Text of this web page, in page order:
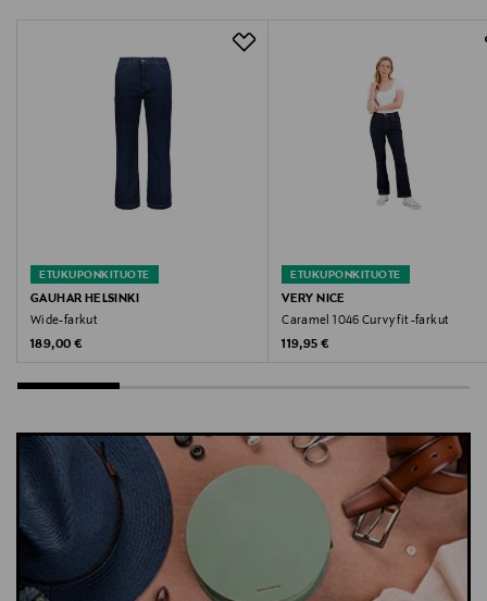
info@mosmosh.com
farkut, naisten farkut, denim, joustavat farkut, MOS
MOSH, pehmeät farkut
ETUKUPONKITUOTE
GAUHAR HELSINKI
Wide-farkut
Original Price
189,00 €
ETUKUPONKITUOTE
VERY NICE
Caramel 1046 Curvy fit -farkut
Original Price
119,95 €